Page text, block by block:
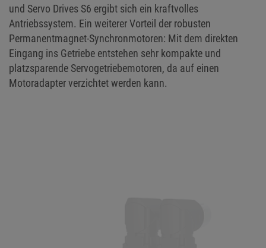
und Servo Drives S6 ergibt sich ein kraftvolles
Antriebssystem. Ein weiterer Vorteil der robusten
Permanentmagnet-Synchronmotoren: Mit dem direkten
Eingang ins Getriebe entstehen sehr kompakte und
platzsparende Servogetriebemotoren, da auf einen
Motoradapter verzichtet werden kann.